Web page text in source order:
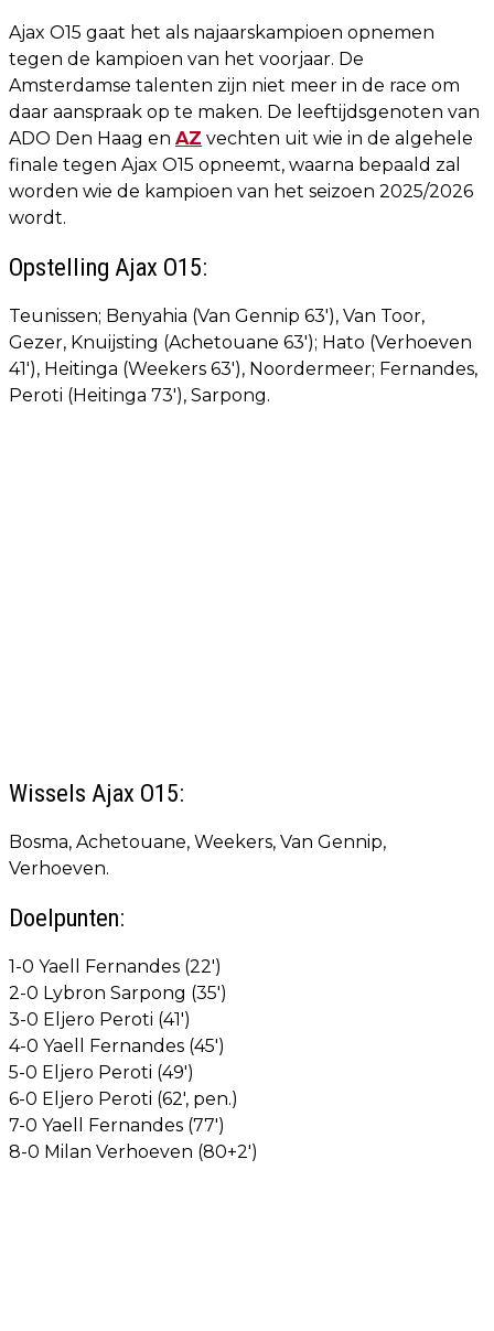
Ajax O15 gaat het als najaarskampioen opnemen
tegen de kampioen van het voorjaar. De
Amsterdamse talenten zijn niet meer in de race om
daar aanspraak op te maken. De leeftijdsgenoten van
ADO Den Haag en AZ vechten uit wie in de algehele
finale tegen Ajax O15 opneemt, waarna bepaald zal
worden wie de kampioen van het seizoen 2025/2026
wordt.
Opstelling Ajax O15:
Teunissen; Benyahia (Van Gennip 63'), Van Toor,
Gezer, Knuijsting (Achetouane 63'); Hato (Verhoeven
41'), Heitinga (Weekers 63'), Noordermeer; Fernandes,
Peroti (Heitinga 73'), Sarpong.
Wissels Ajax O15:
Bosma, Achetouane, Weekers, Van Gennip,
Verhoeven.
Doelpunten:
1-0 Yaell Fernandes (22')
2-0 Lybron Sarpong (35')
3-0 Eljero Peroti (41')
4-0 Yaell Fernandes (45')
5-0 Eljero Peroti (49')
6-0 Eljero Peroti (62', pen.)
7-0 Yaell Fernandes (77')
8-0 Milan Verhoeven (80+2')